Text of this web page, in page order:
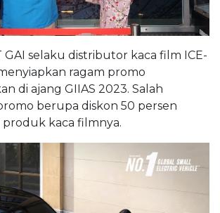
GAI selaku distributor kaca film ICE-
ragam promo
di ajang GIIAS 2023. Salah
berupa diskon 50 persen
kaca filmnya.